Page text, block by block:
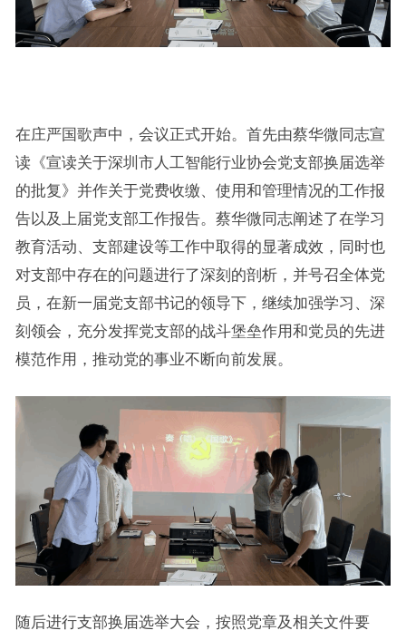
在庄严国歌声中，会议正式开始。首先由蔡华微同志宣
读《宣读关于深圳市人工智能行业协会党支部换届选举
的批复》并作关于党费收缴、使用和管理情况的工作报
告以及上届党支部工作报告。蔡华微同志阐述了在学习
教育活动、支部建设等工作中取得的显著成效，同时也
对支部中存在的问题进行了深刻的剖析，并号召全体党
员，在新一届党支部书记的领导下，继续加强学习、深
刻领会，充分发挥党支部的战斗堡垒作用和党员的先进
模范作用，推动党的事业不断向前发展。
随后进行支部换届选举大会，按照党章及相关文件要